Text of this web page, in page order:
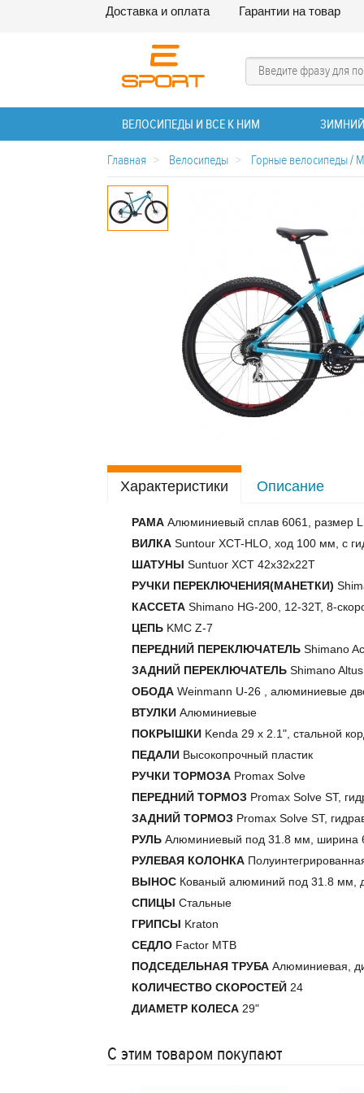
Доставка и оплата Гарантии на товар
ВЕЛОСИПЕДЫ И ВСЕ К НИМ
Главная > Велосипеды > Горные велосипеды /
Характеристики Описание
РАМА Алюминиевый сплав 6061, размер
ВИЛКА Suntour XCT-HLO, ход 100 мм, с
ШАТУНЫ Suntuor XCT 42x32x22T
РУЧКИ ПЕРЕКЛЮЧЕНИЯ(МАНЕТКИ)
КАССЕТА Shimano HG-200, 12-32T, 8-
ЦЕПЬ KMC Z-7
ПЕРЕДНИЙ ПЕРЕКЛЮЧАТЕЛЬ Shimano
ЗАДНИЙ ПЕРЕКЛЮЧАТЕЛЬ Shimano
ОБОДА Weinmann U-26 , алюминиевые
ВТУЛКИ Алюминиевые
ПОКРЫШКИ Kenda 29 x 2.1", стальной
ПЕДАЛИ Высокопрочный пластик
РУЧКИ ТОРМОЗА Promax Solve
ПЕРЕДНИЙ ТОРМОЗ Promax Solve ST,
ЗАДНИЙ ТОРМОЗ Promax Solve ST,
РУЛЬ Алюминиевый под 31.8 мм, ширина
РУЛЕВАЯ КОЛОНКА
ВЫНОС Кованый алюминий под 31.8 мм,
СПИЦЫ Стальные
ГРИПСЫ Kraton
СЕДЛО Factor MTB
ПОДСЕДЕЛЬНАЯ ТРУБА Алюминиевая,
КОЛИЧЕСТВО СКОРОСТЕЙ 24
ДИАМЕТР КОЛЕСА 29"
С этим товаром покупают